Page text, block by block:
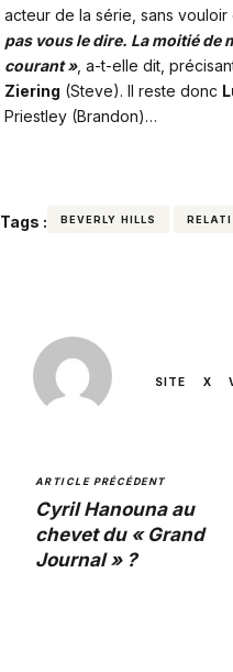
acteur de la série, sans
pas vous le dire. La moitié de
courant », a-t-elle dit,
Ziering (Steve). Il reste donc
Priestley (Brandon)…
Tags : BEVERLY HILLS
SITE X
ARTICLE PRÉCÉDENT
Cyril Hanouna au
chevet du « Grand
Journal » ?